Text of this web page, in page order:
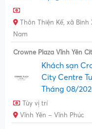
Thôn Thiện Kế, xã Bình
Nam
Crowne Plaza Vĩnh Yên
Khách sạn
City Centre
Tháng 08/
Tùy vị trí
Vĩnh Yên – Vĩnh Phúc